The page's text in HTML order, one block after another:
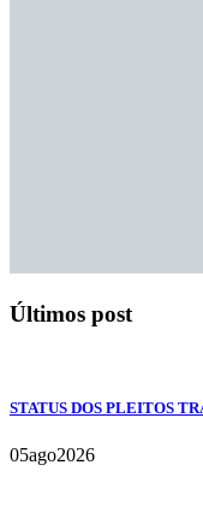
Últimos post
STATUS DOS PLEITOS
05ago2026